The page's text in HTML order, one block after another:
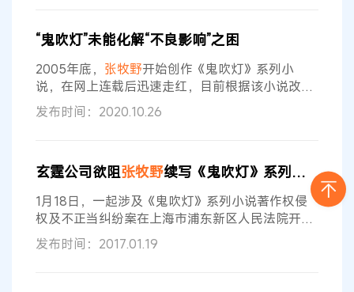
了《摸金校尉之九幽将军》。2015年12月22日，电
影《寻龙诀》（原著名为《鬼吹灯之寻龙诀》）热
映之际，玄霆公司将张牧野等5被告
“鬼吹灯”未能化解“不良影响”之困
2005年底， 张牧野开始创作《鬼吹灯》系列小
说，在网上连载后迅速走红，目前根据该小说改编
的影视作品已有10余部之多。而
上海小岛文艺创作工作室（下称小岛工作室）欲将
却因为被认定会产生不良社会影响而受阻，由此引
发了一场商标注册纠纷。 近日，北京市高级人民法
院终审驳回了小岛工作室的上诉请求，认定
发布时间：2020.10.26
玄霆公司欲阻张牧野续写《鬼吹灯》系列小说
1月18日，一起涉及《鬼吹灯》系列小说著作权侵
权及不正当纠纷案在上海市浦东新区人民法院开
庭。 该案中，上海玄霆娱乐信息科技有限公司（以
下简称玄霆公司）系《鬼吹灯》系列小说（两部八
发布时间：2017.01.19